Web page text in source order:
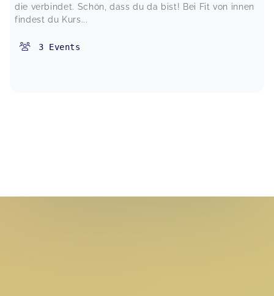
die verbindet. Schön, dass du da bist! Bei Fit von innen
findest du Kurs...
3 Events